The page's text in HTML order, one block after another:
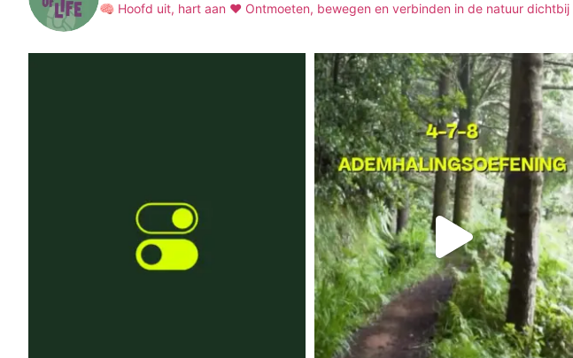
🧠 Hoofd uit, hart aan ❤️ Ontmoeten, bewegen en verbinden in de natuur dichtbij